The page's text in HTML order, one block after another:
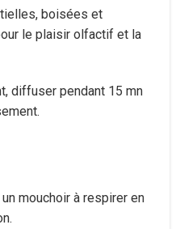
boisées et
le plaisir olfactif et la
diffuser pendant 15 mn
mouchoir à respirer en